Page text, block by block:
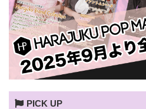
PICK UP